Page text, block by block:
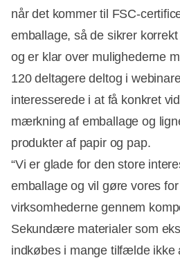
når det kommer til FSC-
emballage, så de sikrer
og er klar over mulighederne
120 deltagere deltog i
interesserede i at få konkret
mærkning af emballage og
produkter af papir og pap.
“Vi er glade for den store
emballage og vil gøre vores
virksomhederne gennem
Sekundære materialer som
indkøbes i mange tilfælde ikke